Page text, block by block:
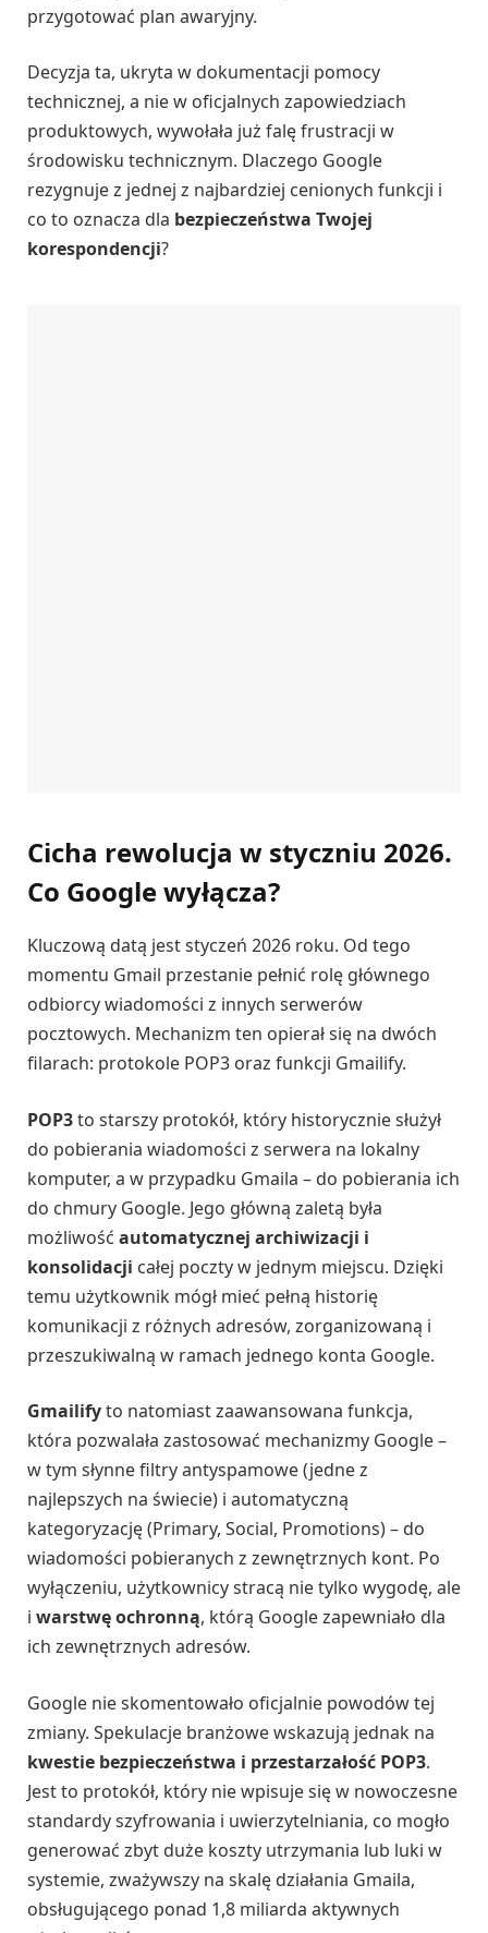
przygotować plan awaryjny.
Decyzja ta, ukryta w dokumentacji pomocy
technicznej, a nie w oficjalnych zapowiedziach
produktowych, wywołała już falę frustracji w
środowisku technicznym. Dlaczego Google
rezygnuje z jednej z najbardziej cenionych funkcji i
co to oznacza dla bezpieczeństwa Twojej
korespondencji?
Cicha rewolucja w styczniu 2026.
Co Google wyłącza?
Kluczową datą jest styczeń 2026 roku. Od tego
momentu Gmail przestanie pełnić rolę głównego
odbiorcy wiadomości z innych serwerów
pocztowych. Mechanizm ten opierał się na dwóch
filarach: protokole POP3 oraz funkcji Gmailify.
POP3to starszy protokół, który historycznie służył
do pobierania wiadomości z serwera na lokalny
komputer, a w przypadku Gmaila – do pobierania ich
do chmury Google. Jego główną zaletą była
możliwość automatycznej archiwizacji i
konsolidacji całej poczty w jednym miejscu. Dzięki
temu użytkownik mógł mieć pełną historię
komunikacji z różnych adresów, zorganizowaną i
przeszukiwalną w ramach jednego konta Google.
Gmailifyto natomiast zaawansowana funkcja,
która pozwalała zastosować mechanizmy Google –
w tym słynne filtry antyspamowe (jedne z
najlepszych na świecie) i automatyczną
kategoryzację (Primary, Social, Promotions) – do
wiadomości pobieranych z zewnętrznych kont. Po
wyłączeniu, użytkownicy stracą nie tylko wygodę, ale
i warstwę ochronną, którą Google zapewniało dla
ich zewnętrznych adresów.
Google nie skomentowało oficjalnie powodów tej
zmiany. Spekulacje branżowe wskazują jednak na
kwestie bezpieczeństwa i przestarzałość POP3.
Jest to protokół, który nie wpisuje się w nowoczesne
standardy szyfrowania i uwierzytelniania, co mogło
generować zbyt duże koszty utrzymania lub luki w
systemie, zważywszy na skalę działania Gmaila,
obsługującego ponad 1,8 miliarda aktywnych